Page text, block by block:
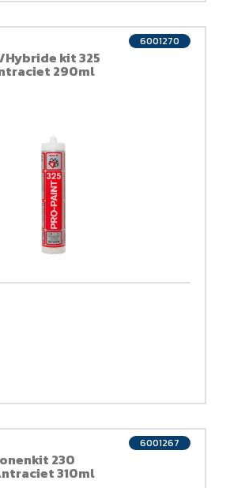
kit 325
290ml
6001270
230
310ml
6001267